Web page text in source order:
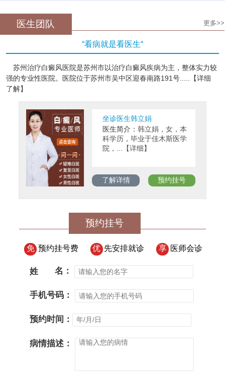
医生团队 更多>>
“看病就是看医生“
苏州治疗白癜风医院是苏州市以治疗白癜风疾病为主，整体实力较
强的专业性医院。医院位于苏州市吴中区迎春南路191号.....【详细
了解】
坐诊医生韩立娟
医生简介： 韩立娟，女，本
科学历，毕业于佳木斯医学
院，...【详细】
了解详情 预约挂号
预约挂号
免 预约挂号费 优 先安排就诊 享 医师会诊
姓 名：
手机号码：
预约时间：
病情描述：